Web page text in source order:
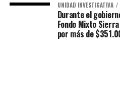
UNIDAD INVESTIGATIVA
Durante el
Fondo Mixto
por más de